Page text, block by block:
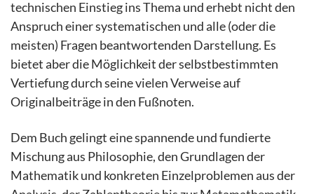
technischen Einstieg ins Thema und erhebt nicht den
Anspruch einer systematischen und alle (oder die
meisten) Fragen beantwortenden Darstellung. Es
bietet aber die Möglichkeit der selbstbestimmten
Vertiefung durch seine vielen Verweise auf
Originalbeiträge in den Fußnoten.
Dem Buch gelingt eine spannende und fundierte
Mischung aus Philosophie, den Grundlagen der
Mathematik und konkreten Einzelproblemen aus der